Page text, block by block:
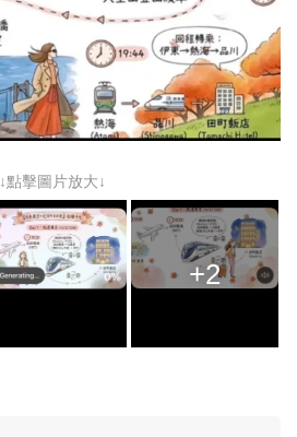
↓點擊圖片放大↓
+2